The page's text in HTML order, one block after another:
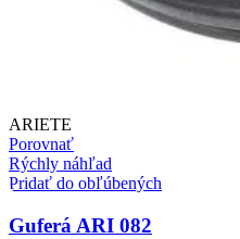
ARIETE
Porovnať
Rýchly náhľad
Pridať do obľúbených
Guferá ARI 082